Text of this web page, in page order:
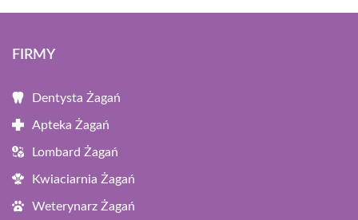
FIRMY
Dentysta Żagań
Apteka Żagań
Lombard Żagań
Kwiaciarnia Żagań
Weterynarz Żagań